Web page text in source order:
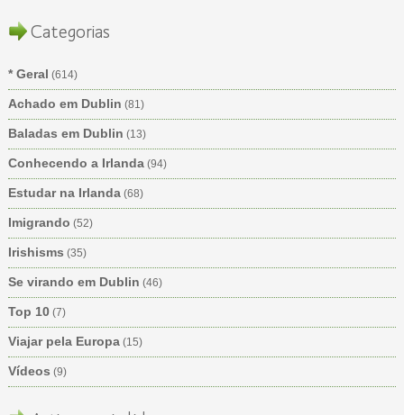
Categorias
* Geral (614)
Achado em Dublin (81)
Baladas em Dublin (13)
Conhecendo a Irlanda(94)
Estudar na Irlanda(68)
Imigrando (52)
Irishisms (35)
Se virando em Dublin (46)
Top 10(7)
Viajar pela Europa(15)
Vídeos (9)